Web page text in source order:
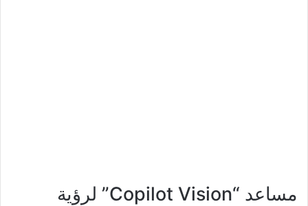
مساعد “Copilot Vision” لرؤية